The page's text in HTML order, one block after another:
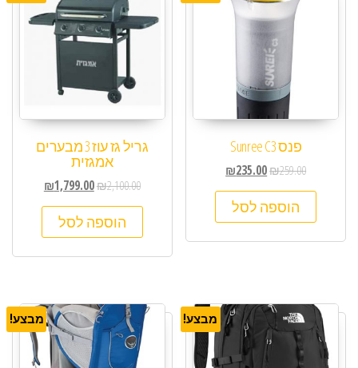
פנס Sunree C3
₪259.00
₪235.00
הוספה לסל
גריל גז עוז 3 מבערים
אמגזית
₪2,100.00
₪1,799.00
הוספה לסל
מבצע! מבצע!